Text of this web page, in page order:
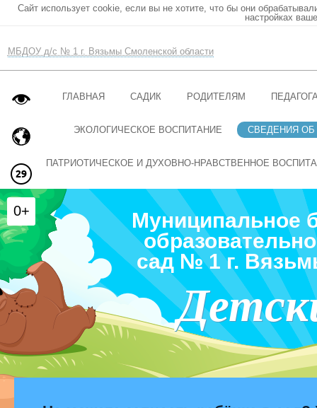
Сайт использует cookie, если вы не хотите, что бы они
настройках
МБДОУ д/с № 1 г. Вязьмы Смоленской области
ГЛАВНАЯ САДИК РОДИТЕЛЯМ
ЭКОЛОГИЧЕСКОЕ ВОСПИТАНИЕ СВЕДЕНИЯ ОБ
ПАТРИОТИЧЕСКОЕ И ДУХОВНО-НРАВСТВЕННОЕ
Муниципальное
сад № 1 г.
0+